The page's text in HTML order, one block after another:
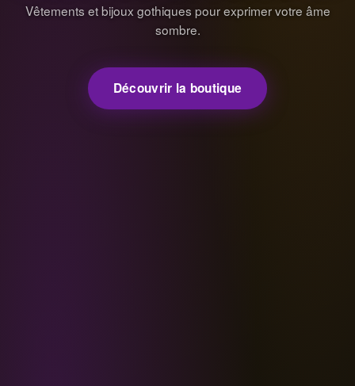
Vêtements et bijoux gothiques pour exprimer votre âme
sombre.
Découvrir la boutique